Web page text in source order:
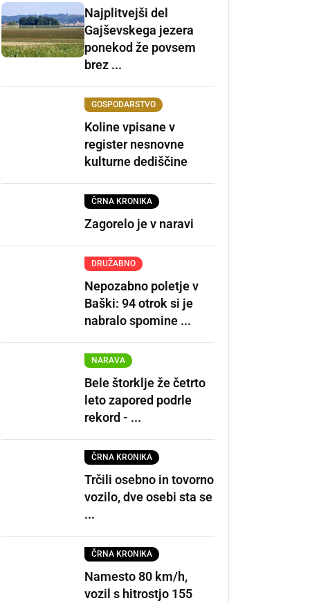
Najplitvejši del
Gajševskega jezera
ponekod že povsem
brez ...
GOSPODARSTVO
Koline vpisane v
register nesnovne
kulturne dediščine
ČRNA KRONIKA
Zagorelo je v naravi
DRUŽABNO
Nepozabno poletje v
Baški: 94 otrok si je
nabralo spomine ...
NARAVA
Bele štorklje že četrto
leto zapored podrle
rekord - ...
ČRNA KRONIKA
Trčili osebno in tovorno
vozilo, dve osebi sta se
...
ČRNA KRONIKA
Namesto 80 km/h,
vozil s hitrostjo 155